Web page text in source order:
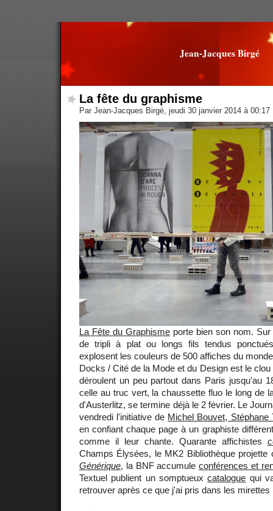
Jean-Jacques Birgé
La fête du graphisme
Par Jean-Jacques Birgé, jeudi 30 janvier 2014 à 00:17
La Fête du Graphisme porte bien son nom.
de tripli à plat ou longs fils tendus
explosent les couleurs de 500 affiches du
Docks / Cité de la Mode et du Design est le
déroulent un peu partout dans Paris jusqu'au
celle au truc vert, la chaussette fluo le long de
d'Austerlitz, se termine déjà le 2 février. Le
vendredi l'initiative de Michel Bouvet, Stéphane
en confiant chaque page à un graphiste
comme il leur chante. Quarante affichistes
Champs Élysées, le MK2 Bibliothèque
Générique, la BNF accumuleconférences et
Textuel publient un somptueuxcatalogue qui
retrouver après ce que j'ai pris dans les mirettes